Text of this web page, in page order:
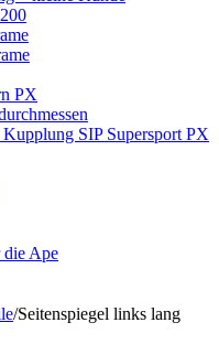
PX
SIP Supersport PX
die Ape
/Seitenspiegel links lang